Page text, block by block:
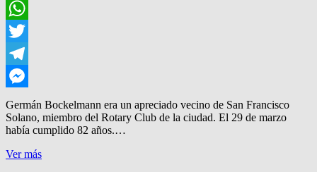
Facebook
WhatsApp
Twitter
Telegram
Messenger
Germán Bockelmann era un apreciado vecino de San Francisco
Solano, miembro del Rotary Club de la ciudad. El 29 de marzo
había cumplido 82 años.…
Ver másFALLECIO